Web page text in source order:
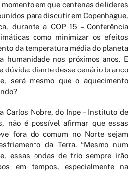
em que centenas de líderes
para discutir em Copenhague,
durante a COP 15 – Conferência
como minimizar os efeitos
da temperatura média do planeta
humanidade nos próximos anos. E
dúvida: diante desse cenário branco
será mesmo que o aquecimento
Carlos Nobre, do Inpe – Instituto de
não é possível afirmar que essas
fora do comum no Norte sejam
da Terra. “Mesmo num
essas ondas de frio sempre irão
em tempos, especialmente na